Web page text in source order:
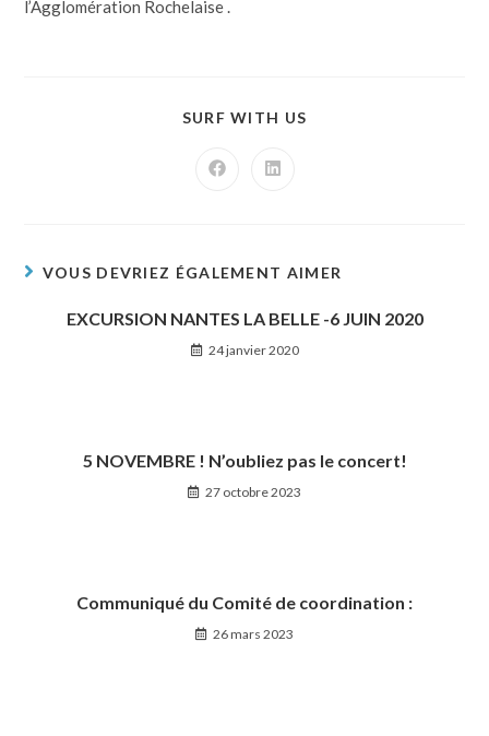
l’Agglomération Rochelaise .
SURF WITH US
VOUS DEVRIEZ ÉGALEMENT AIMER
EXCURSION NANTES LA BELLE -6 JUIN 2020
24 janvier 2020
5 NOVEMBRE ! N’oubliez pas le concert!
27 octobre 2023
Communiqué du Comité de coordination :
26 mars 2023